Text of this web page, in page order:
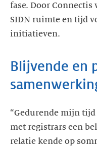
fase. Door Connectis
SIDN ruimte en tijd
initiatieven.
Blijvende en
“Gedurende mijn
met registrars een
relatie kende op